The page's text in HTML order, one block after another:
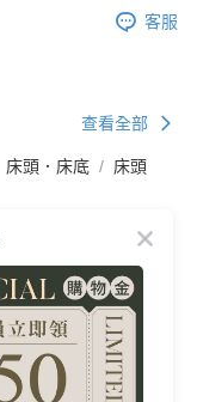
客服
查看全部
床頭．床底
床頭